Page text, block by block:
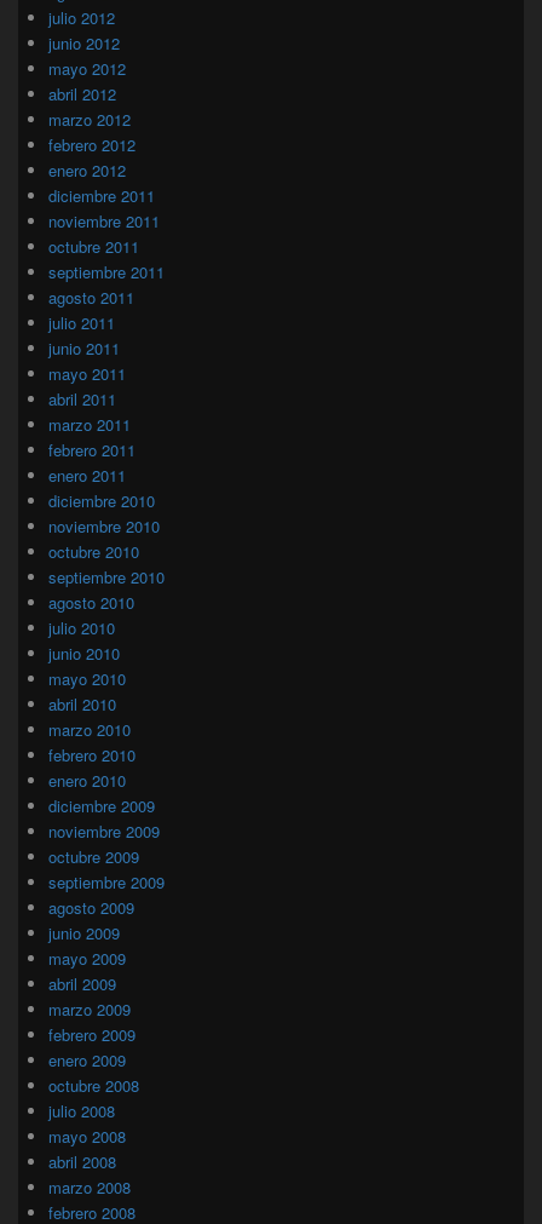
julio 2012
junio 2012
mayo 2012
abril 2012
marzo 2012
febrero 2012
enero 2012
diciembre 2011
noviembre 2011
octubre 2011
septiembre 2011
agosto 2011
julio 2011
junio 2011
mayo 2011
abril 2011
marzo 2011
febrero 2011
enero 2011
diciembre 2010
noviembre 2010
octubre 2010
septiembre 2010
agosto 2010
julio 2010
junio 2010
mayo 2010
abril 2010
marzo 2010
febrero 2010
enero 2010
diciembre 2009
noviembre 2009
octubre 2009
septiembre 2009
agosto 2009
junio 2009
mayo 2009
abril 2009
marzo 2009
febrero 2009
enero 2009
octubre 2008
julio 2008
mayo 2008
abril 2008
marzo 2008
febrero 2008